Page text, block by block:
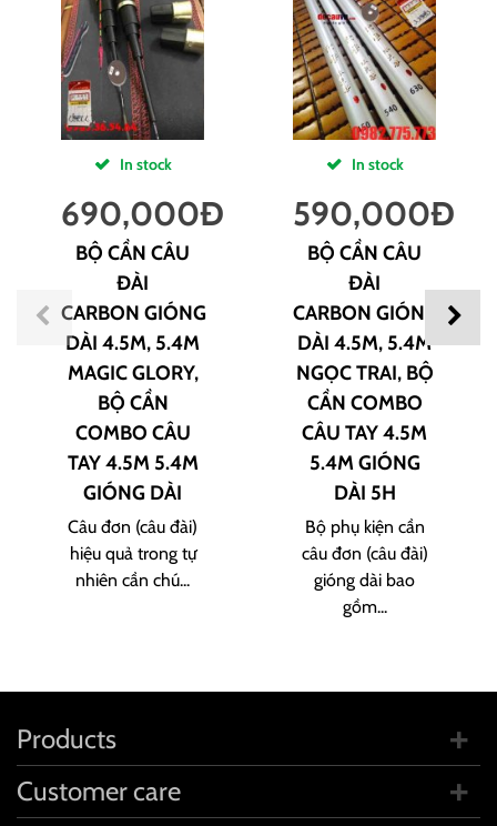
In stock
690,000Đ
BỘ CẦN CÂU
ĐÀI
CARBON GIÓNG
DÀI 4.5M, 5.4M
MAGIC GLORY,
BỘ CẦN
COMBO CÂU
TAY 4.5M 5.4M
GIÓNG DÀI
Câu đơn (câu đài)
hiệu quả trong tự
nhiên cần chú...
In stock
590,000Đ
BỘ CẦN CÂU
ĐÀI
CARBON GIÓNG
DÀI 4.5M, 5.4M
NGỌC TRAI, BỘ
CẦN COMBO
CÂU TAY 4.5M
5.4M GIÓNG
DÀI 5H
Bộ phụ kiện cần
câu đơn (câu đài)
gióng dài bao
gồm...
Products
Customer care